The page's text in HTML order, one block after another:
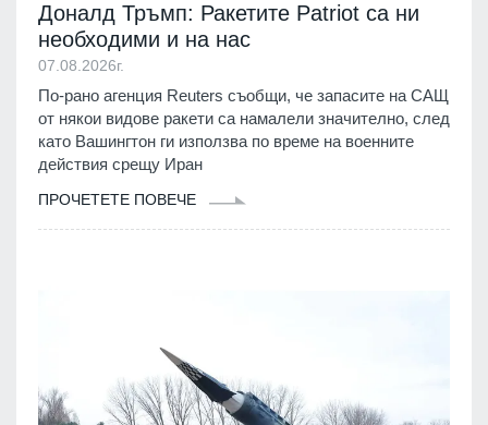
Доналд Тръмп: Ракетите Patriot са ни
необходими и на нас
07.08.2026г.
По-рано агенция Reuters съобщи, че запасите на САЩ
от някои видове ракети са намалели значително, след
като Вашингтон ги използва по време на военните
действия срещу Иран
ПРОЧЕТЕТЕ ПОВЕЧЕ